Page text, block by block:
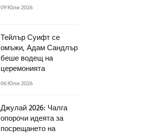
09 Юли 2026
Тейлър Суифт се
омъжи, Адам Сандлър
беше водещ на
церемонията
06 Юли 2026
Джулай 2026: Чалга
опорочи идеята за
посрещането на